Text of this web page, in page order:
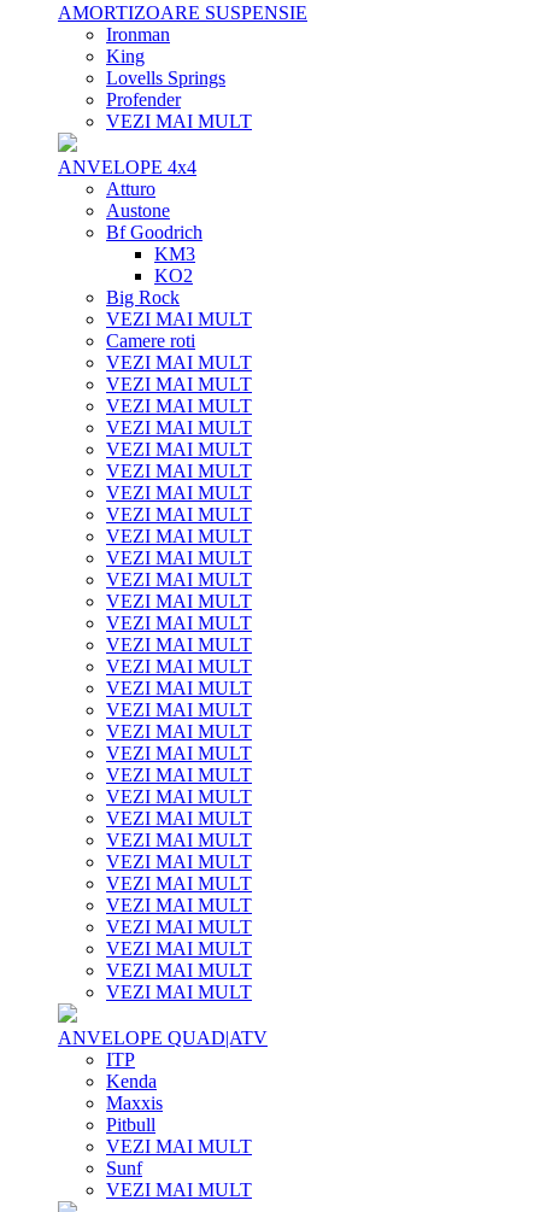
AMORTIZOARE SUSPENSIE
Ironman
King
Lovells Springs
Profender
VEZI MAI MULT
ANVELOPE 4x4
Atturo
Austone
Bf Goodrich
KM3
KO2
Big Rock
VEZI MAI MULT
Camere roti
VEZI MAI MULT
VEZI MAI MULT
VEZI MAI MULT
VEZI MAI MULT
VEZI MAI MULT
VEZI MAI MULT
VEZI MAI MULT
VEZI MAI MULT
VEZI MAI MULT
VEZI MAI MULT
VEZI MAI MULT
VEZI MAI MULT
VEZI MAI MULT
VEZI MAI MULT
VEZI MAI MULT
VEZI MAI MULT
VEZI MAI MULT
VEZI MAI MULT
VEZI MAI MULT
VEZI MAI MULT
VEZI MAI MULT
VEZI MAI MULT
VEZI MAI MULT
VEZI MAI MULT
VEZI MAI MULT
VEZI MAI MULT
VEZI MAI MULT
VEZI MAI MULT
VEZI MAI MULT
VEZI MAI MULT
ANVELOPE QUAD|ATV
ITP
Kenda
Maxxis
Pitbull
VEZI MAI MULT
Sunf
VEZI MAI MULT